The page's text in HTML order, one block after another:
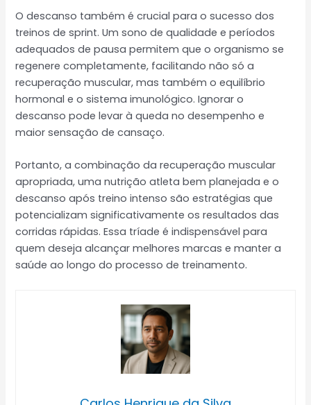
O descanso também é crucial para o sucesso dos
treinos de sprint. Um sono de qualidade e períodos
adequados de pausa permitem que o organismo se
regenere completamente, facilitando não só a
recuperação muscular, mas também o equilíbrio
hormonal e o sistema imunológico. Ignorar o
descanso pode levar à queda no desempenho e
maior sensação de cansaço.
Portanto, a combinação da recuperação muscular
apropriada, uma nutrição atleta bem planejada e o
descanso após treino intenso são estratégias que
potencializam significativamente os resultados das
corridas rápidas. Essa tríade é indispensável para
quem deseja alcançar melhores marcas e manter a
saúde ao longo do processo de treinamento.